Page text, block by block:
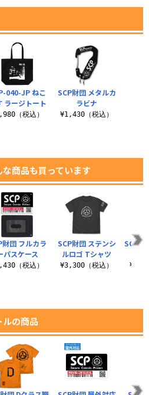
040-JP ねこ
ラージトート
（税込）
SCP財団 メタルカ
ラビナ
¥1,430（税込）
商品も買っています
財団 フルカラ
パスケース
（税込）
SCP財団 ステンシ
ルロゴ Tシャツ
¥3,300（税込）
SCP財
ルの商品